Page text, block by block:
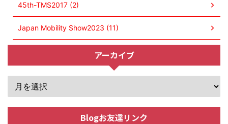
45th-TMS2017 (2)
Japan Mobility Show2023 (11)
アーカイブ
Blogお友達リンク